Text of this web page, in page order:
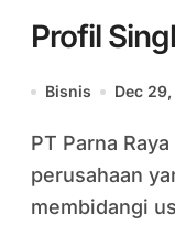
Profil
Bisnis Dec
PT Parna Raya merupakan salah satu
perusahaan
membidangi